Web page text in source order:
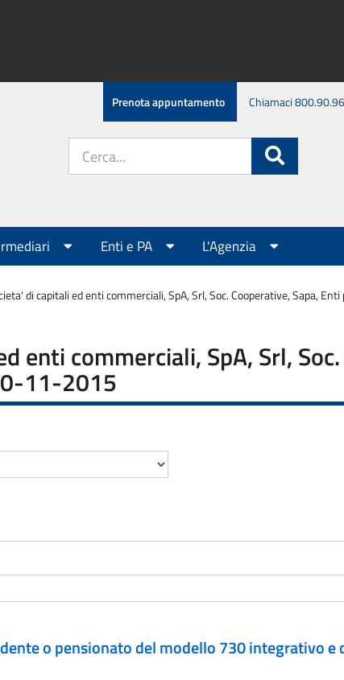
Prenota appuntamento Chiamaci
sito:
Enti e PA L'Agenzia
di capitali ed enti commerciali, SpA, Srl, Soc. Cooperative, Sapa,
enti commerciali, SpA, Srl,
11-2015
o pensionato del modello 730 integrativo